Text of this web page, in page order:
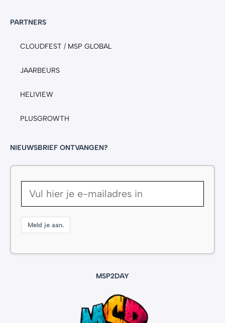
PARTNERS
CLOUDFEST / MSP GLOBAL
JAARBEURS
HELIVIEW
PLUSGROWTH
NIEUWSBRIEF ONTVANGEN?
Meld je aan.
MSP2DAY